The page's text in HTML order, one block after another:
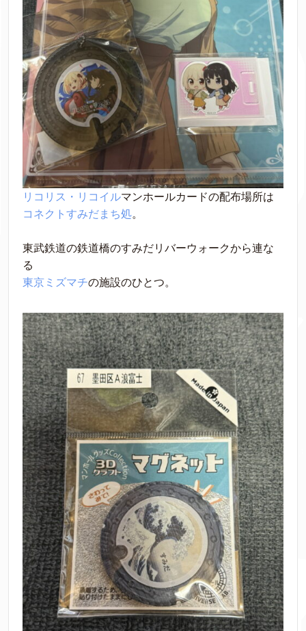
リコリス・リコイルマンホールカードの配布場所は
コネクトすみだまち処。
東武鉄道の鉄道橋のすみだリバーウォークから連な
る
東京ミズマチの施設のひとつ。